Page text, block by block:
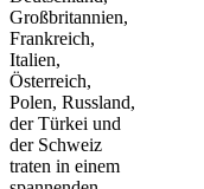
Großbritannien,
Frankreich,
Italien,
Österreich,
Polen, Russland,
der Türkei und
der Schweiz
traten in einem